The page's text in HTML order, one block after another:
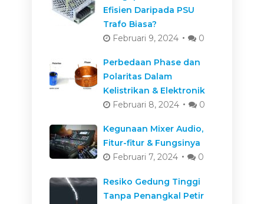
Efisien Daripada PSU
Trafo Biasa?
Februari 9, 2024
0
Perbedaan Phase dan
Polaritas Dalam
Kelistrikan & Elektronik
Februari 8, 2024
0
Kegunaan Mixer Audio,
Fitur-fitur & Fungsinya
Februari 7, 2024
0
Resiko Gedung Tinggi
Tanpa Penangkal Petir